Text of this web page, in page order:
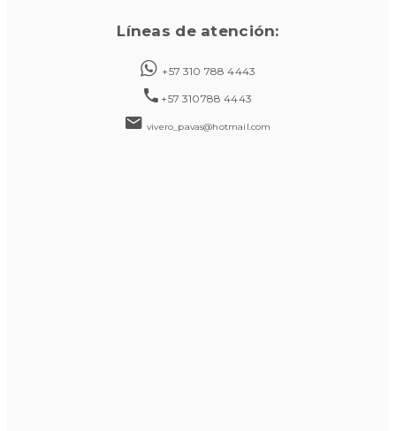
Líneas de atención:
+57 310 788 4443
+57 310788 4443
vivero_pavas@hotmail.com